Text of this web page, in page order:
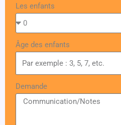
Les enfants
Âge des enfants
Demande